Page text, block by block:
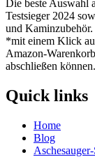
Die beste Auswahl
Testsieger 2024
und Kaminzubehör.
*mit einem Klick
Amazon-
abschließen können.
Quick links
Home
Blog